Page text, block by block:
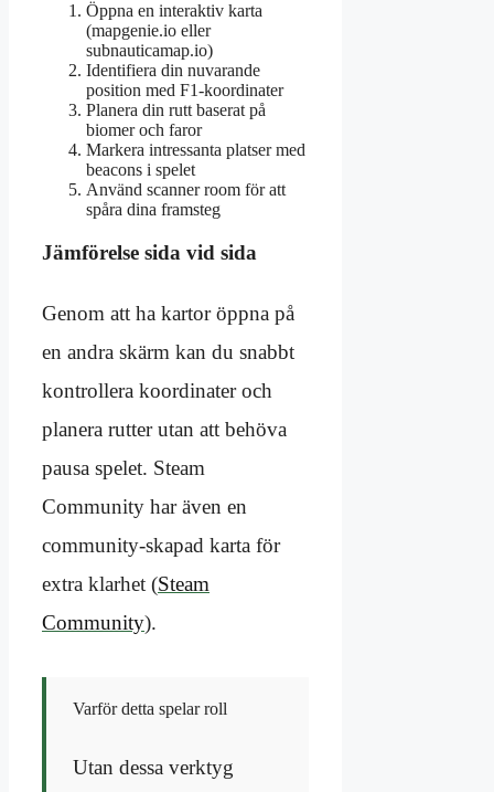
Öppna en interaktiv karta
(mapgenie.io eller
subnauticamap.io)
Identifiera din nuvarande
position med F1-koordinater
Planera din rutt baserat på
biomer och faror
Markera intressanta platser med
beacons i spelet
Använd scanner room för att
spåra dina framsteg
Jämförelse sida vid sida
Genom att ha kartor öppna på
en andra skärm kan du snabbt
kontrollera koordinater och
planera rutter utan att behöva
pausa spelet. Steam
Community har även en
community-skapad karta för
extra klarhet (Steam
Community).
Varför detta spelar roll
Utan dessa verktyg